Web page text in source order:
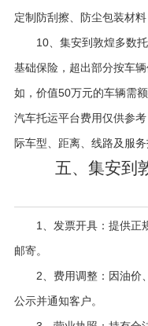
定制防刮擦、防尘包装材
10、集安到敦煌多数
基础保险，超出部分按车
如，价值50万元的车辆需
汽车托运平台费用仅供参
际车型、距离、线路及服务
五、集安到
1、发票开具：提供正
邮寄。
2、费用调整：因油价
公示并通知客户。